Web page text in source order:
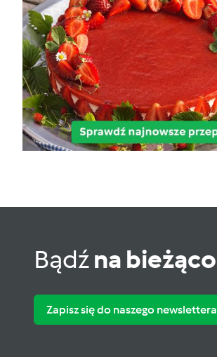
Bądźna bieżąco
Zapisz się do naszego newslettera